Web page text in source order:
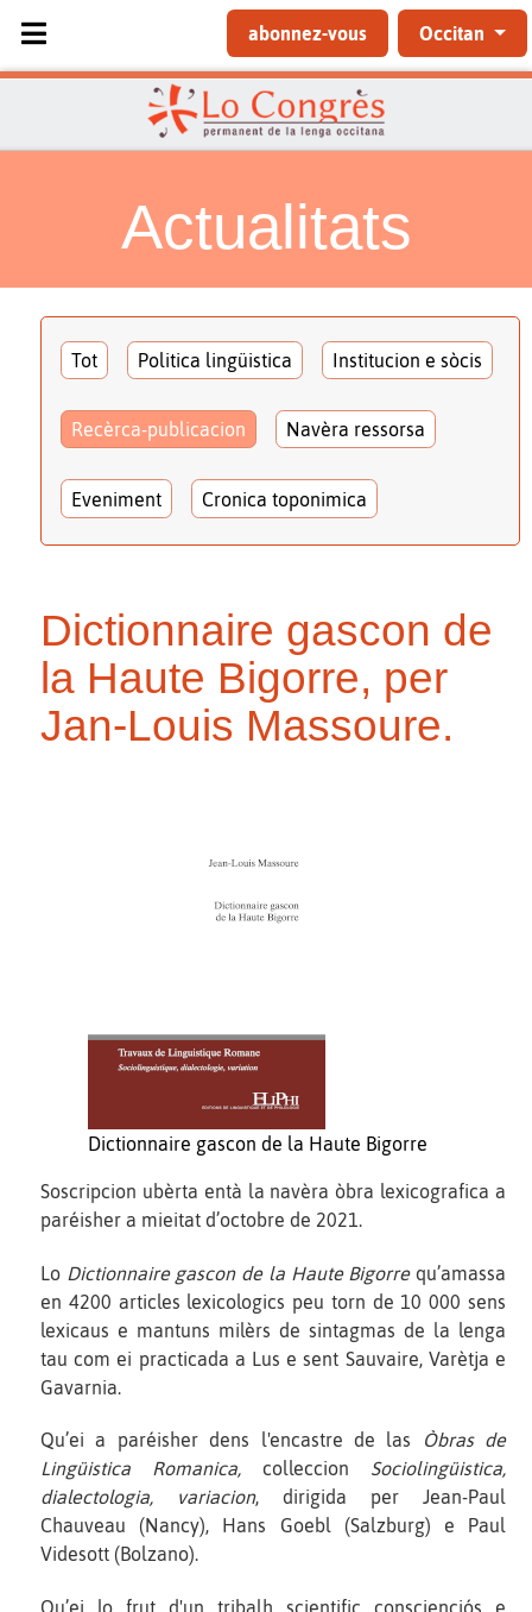
Sélectionnez votre langue
abonnez-vous Occitan
Actualitats
Tot Politica lingüistica Institucion e sòcis
Recèrca-publicacion Navèra ressorsa
Eveniment Cronica toponimica
Dictionnaire gascon de
la Haute Bigorre, per
Jan-Louis Massoure.
Dictionnaire gascon de la Haute Bigorre
Soscripcion ubèrta entà la navèra òbra lexicografica a
paréisher a mieitat d’octobre de 2021.
Lo Dictionnaire gascon de la Haute Bigorrequ’amassa
en 4200 articles lexicologics peu torn de 10 000 sens
lexicaus e mantuns milèrs de sintagmas de la lenga
tau com ei practicada a Lus e sent Sauvaire, Varètja e
Gavarnia.
Qu’ei a paréisher dens l'encastre de las
Òbras de
Lingüistica Romanica, colleccion Sociolingüistica,
dialectologia, variacion, dirigida per Jean-Paul
Chauveau (Nancy), Hans Goebl (Salzburg) e Paul
Videsott (Bolzano).
Qu’ei lo frut d'un tribalh scientific conscienciós e